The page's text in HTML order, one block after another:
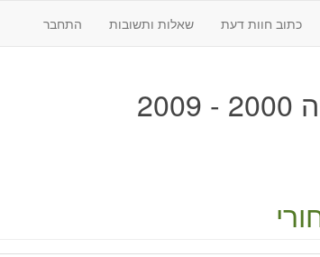
כתוב חוות דעת שאלות ותשובות התחבר